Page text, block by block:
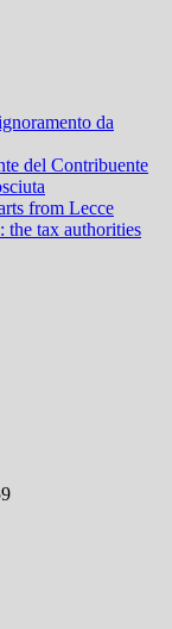
da
del Contribuente
from Lecce
the tax authorities